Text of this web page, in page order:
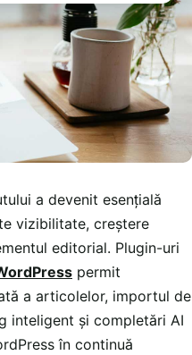
a devenit esențială
vizibilitate, creștere
editorial. Plugin-uri
permit
a articolelor, importul de
inteligent și completări AI
în continuă